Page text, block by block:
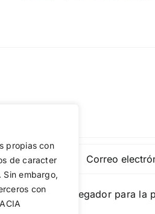
propias con
de caracter
Sin embargo,
con
en este navegador para la